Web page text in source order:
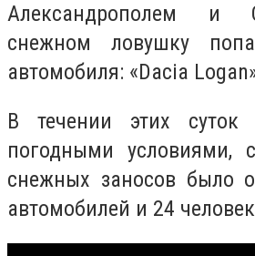
Александрополем и
снежном ловушку
автомобиля: «Dacia
В течении этих суток
погодными условиями,
снежных заносов было
автомобилей и 24